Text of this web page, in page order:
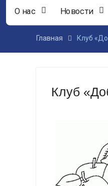
О нас Новости
Главная Клуб
Клуб